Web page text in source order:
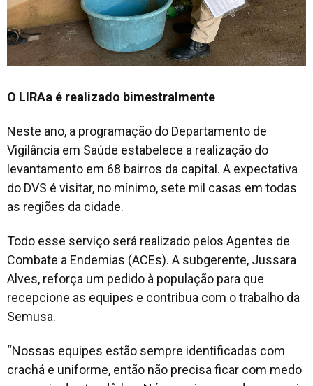
O LIRAa é realizado bimestralmente
Neste ano, a programação do Departamento de
Vigilância em Saúde estabelece a realização do
levantamento em 68 bairros da capital. A expectativa
do DVS é visitar, no mínimo, sete mil casas em todas
as regiões da cidade.
Todo esse serviço será realizado pelos Agentes de
Combate a Endemias (ACEs). A subgerente, Jussara
Alves, reforça um pedido à população para que
recepcione as equipes e contribua com o trabalho da
Semusa.
“Nossas equipes estão sempre identificadas com
crachá e uniforme, então não precisa ficar com medo